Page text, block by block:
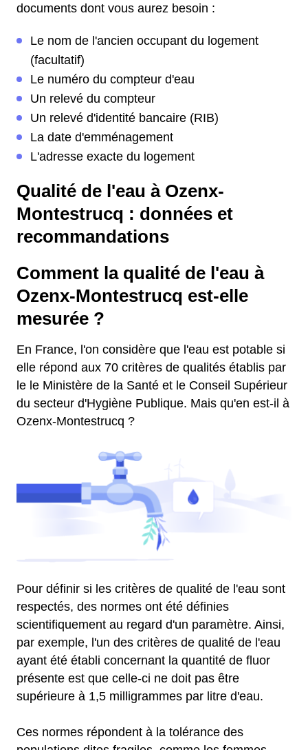
documents dont vous aurez besoin :
Le nom de l'ancien occupant du logement
(facultatif)
Le numéro du compteur d'eau
Un relevé du compteur
Un relevé d'identité bancaire (RIB)
La date d'emménagement
L'adresse exacte du logement
Qualité de l'eau à Ozenx-
Montestrucq : données et
recommandations
Comment la qualité de l'eau à
Ozenx-Montestrucq est-elle
mesurée ?
En France, l'on considère que l'eau est potable si
elle répond aux 70 critères de qualités établis par
le le Ministère de la Santé et le Conseil Supérieur
du secteur d'Hygiène Publique. Mais qu'en est-il à
Ozenx-Montestrucq ?
Pour définir si les critères de qualité de l'eau sont
respectés, des normes ont été définies
scientifiquement au regard d'un paramètre. Ainsi,
par exemple, l'un des critères de qualité de l'eau
ayant été établi concernant la quantité de fluor
présente est que celle-ci ne doit pas être
supérieure à 1,5 milligrammes par litre d'eau.
Ces normes répondent à la tolérance des